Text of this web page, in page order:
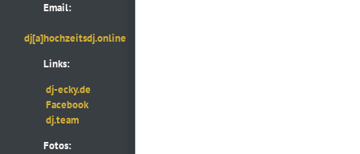
Email:
dj[a]hochzeitsdj.online
Links:
dj-ecky.de
Facebook
dj.team
Fotos: